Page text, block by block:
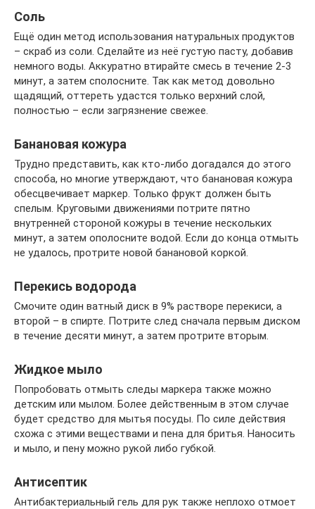
Соль
Ещё один метод использования натуральных продуктов
– скраб из соли. Сделайте из неё густую пасту, добавив
немного воды. Аккуратно втирайте смесь в течение 2-3
минут, а затем сполосните. Так как метод довольно
щадящий, оттереть удастся только верхний слой,
полностью – если загрязнение свежее.
Банановая кожура
Трудно представить, как кто-либо догадался до этого
способа, но многие утверждают, что банановая кожура
обесцвечивает маркер. Только фрукт должен быть
спелым. Круговыми движениями потрите пятно
внутренней стороной кожуры в течение нескольких
минут, а затем ополосните водой. Если до конца отмыть
не удалось, протрите новой банановой коркой.
Перекись водорода
Смочите один ватный диск в 9% растворе перекиси, а
второй – в спирте. Потрите след сначала первым диском
в течение десяти минут, а затем протрите вторым.
Жидкое мыло
Попробовать отмыть следы маркера также можно
детским или мылом. Более действенным в этом случае
будет средство для мытья посуды. По силе действия
схожа с этими веществами и пена для бритья. Наносить
и мыло, и пену можно рукой либо губкой.
Антисептик
Антибактериальный гель для рук также неплохо отмоет